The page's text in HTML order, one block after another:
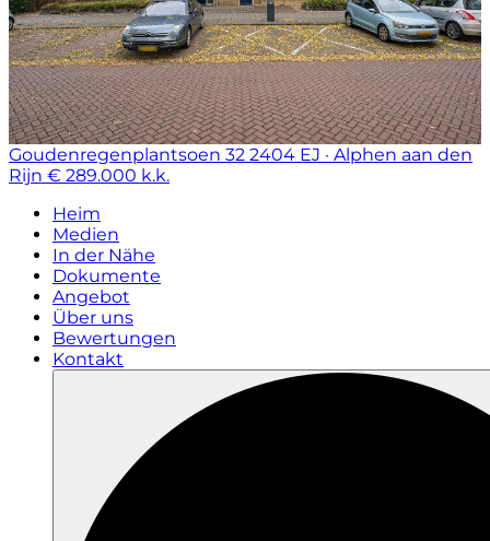
Goudenregenplantsoen 32 2404 EJ · Alphen aan den
Rijn € 289.000 k.k.
Heim
Medien
In der Nähe
Dokumente
Angebot
Über uns
Bewertungen
Kontakt